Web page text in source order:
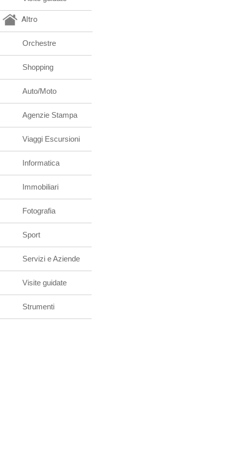
Altro
Orchestre
Shopping
Auto/Moto
Agenzie Stampa
Viaggi Escursioni
Informatica
Immobiliari
Fotografia
Sport
Servizi e Aziende
Visite guidate
Strumenti